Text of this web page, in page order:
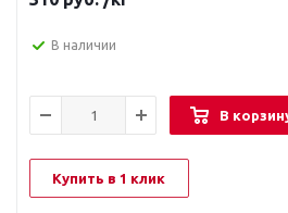
В наличии
В
Купить в 1 клик